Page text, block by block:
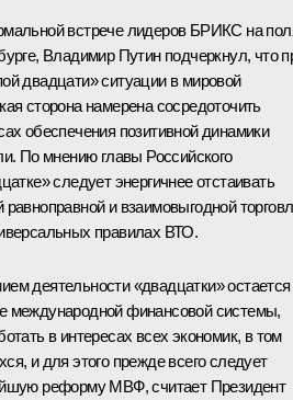
встрече лидеров БРИКС на
Владимир Путин подчеркнул, что
двадцати» ситуации в мировой
сторона намерена сосредоточить
обеспечения позитивной динамики
По мнению главы Российского
следует энергичнее отстаивать
и взаимовыгодной
правилах ВТО.
деятельности «двадцатки» остается
международной финансовой системы,
в интересах всех экономик, в том
и для этого прежде всего следует
реформу МВФ, считает Президент